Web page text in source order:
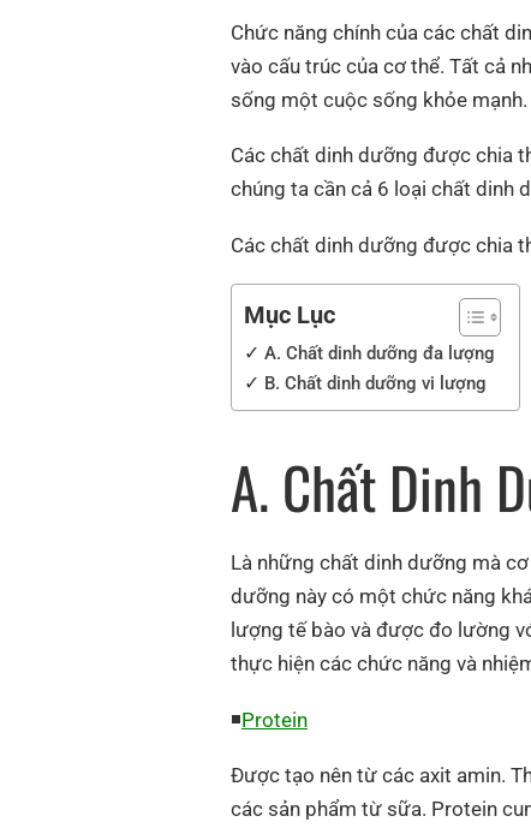
Chức năng chính của các chất
vào cấu trúc của cơ thể. Tất cả
sống một cuộc sống khỏe mạnh.
Các chất dinh dưỡng được chia
chúng ta cần cả 6 loại chất dinh
Các chất dinh dưỡng được chia
Mục Lục
A. Chất dinh dưỡng đa lượng
B. Chất dinh dưỡng vi lượng
A. Chất Dinh
Là những chất dinh dưỡng mà
dưỡng này có một chức năng
lượng tế bào và được đo lường
thực hiện các chức năng và
◾Protein
Được tạo nên từ các axit amin.
các sản phẩm từ sữa. Protein